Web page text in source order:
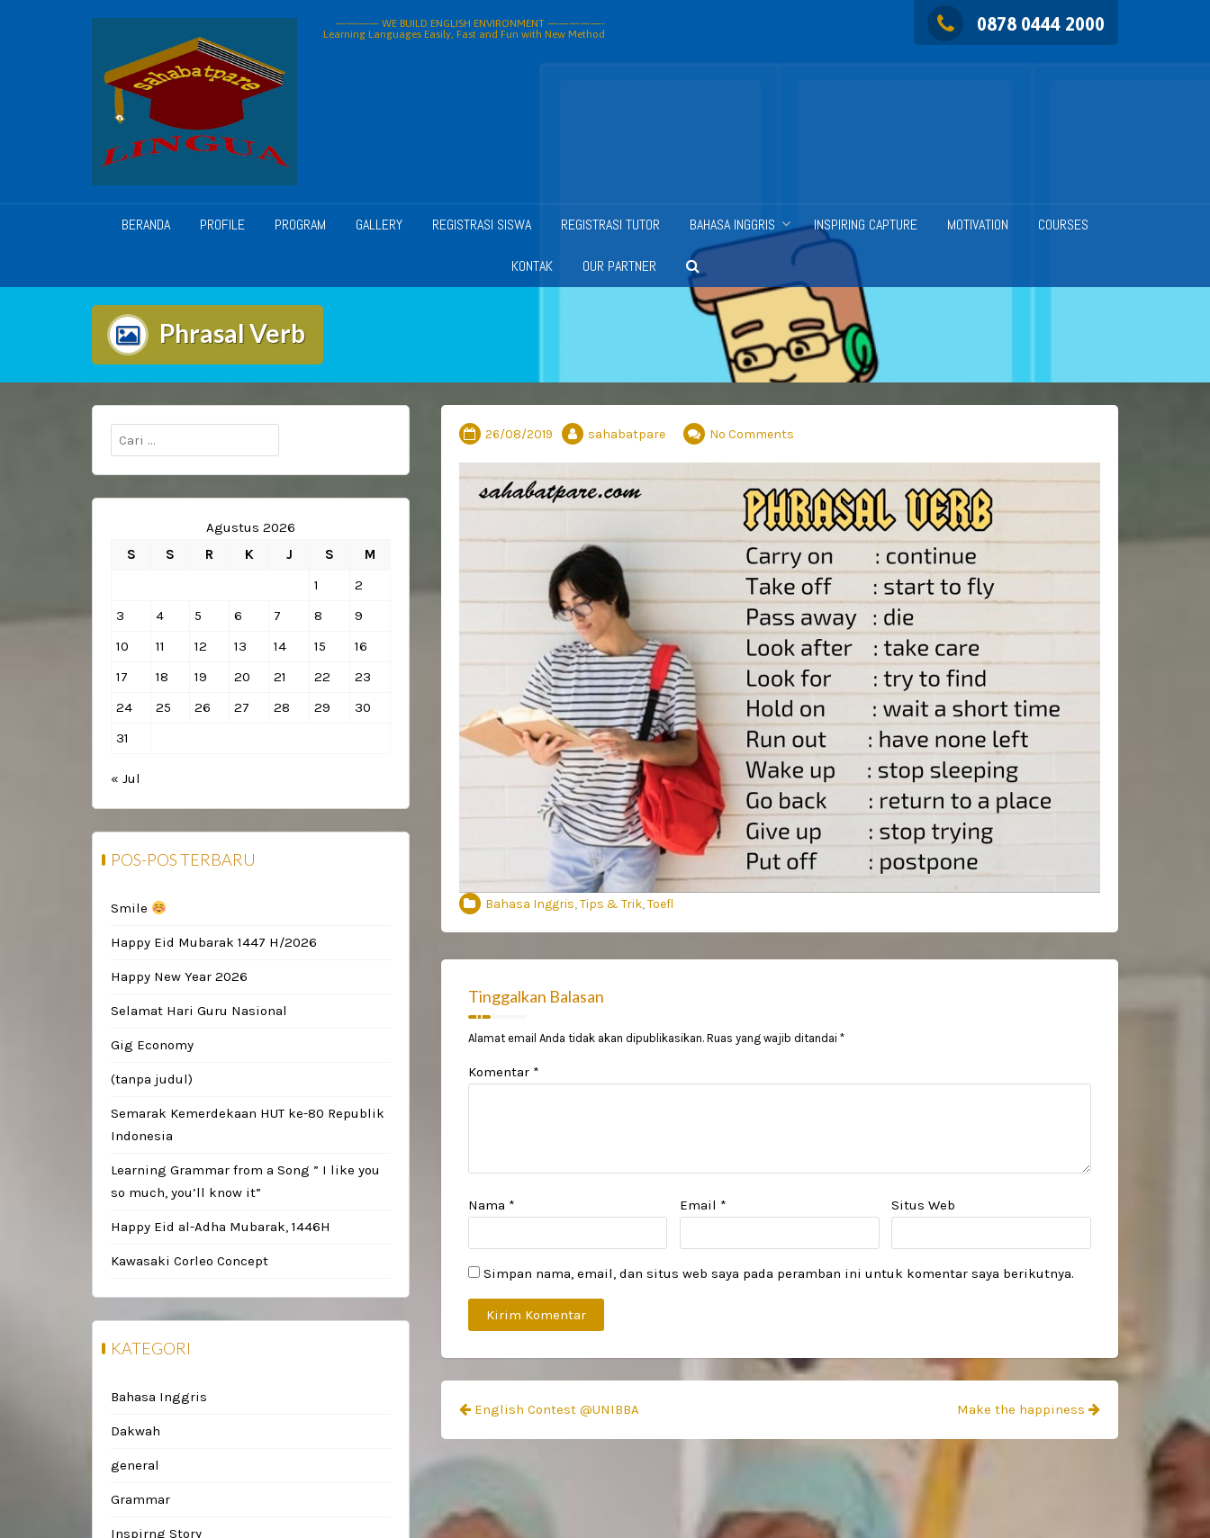
———— WE BUILD ENGLISH ENVIRONMENT —————-
Learning Languages Easily, Fast and Fun with New Method
0878 0444 2000
BERANDA PROFILE PROGRAM GALLERY REGISTRASI SISWA REGISTRASI TUTOR BAHASA INGGRIS INSPIRING CAPTURE MOTIVATION COURSES
KONTAK OUR PARTNER
Phrasal Verb
26/08/2019 sahabatpare No Comments
Bahasa Inggris,Tips & Trik,Toefl
Tinggalkan Balasan
Alamat email Anda tidak akan dipublikasikan. Ruas yang wajib ditandai *
Komentar *
Nama * Email * Situs Web
Simpan nama, email, dan situs web saya pada peramban ini untuk komentar saya berikutnya.
Navigasi
pos
English Contest @UNIBBA Make the happiness
Cari
untuk:
Agustus 2026
S
S R K J S
M
1
2
3
4 5 6 7 8
9
10
11 12 13 14 15
16
17
18 19 20 21 22
23
24
25 26 27 28 29
30
31
« Jul
POS-POS TERBARU
Smile
Happy Eid Mubarak 1447 H/2026
Happy New Year 2026
Selamat Hari Guru Nasional
Gig Economy
(tanpa judul)
Semarak Kemerdekaan HUT ke-80 Republik
Indonesia
Learning Grammar from a Song ” I like you
so much, you’ll know it”
Happy Eid al-Adha Mubarak, 1446H
Kawasaki Corleo Concept
KATEGORI
Bahasa Inggris
Dakwah
general
Grammar
Inspirng Story